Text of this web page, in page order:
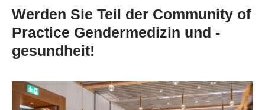
Werden Sie Teil der Community of
Practice Gendermedizin und -
gesundheit!